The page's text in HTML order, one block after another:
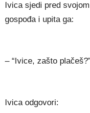
Ivica sjedi pred
gospođa i upita ga:
– “Ivice, zašto plačeš?”
Ivica odgovori: